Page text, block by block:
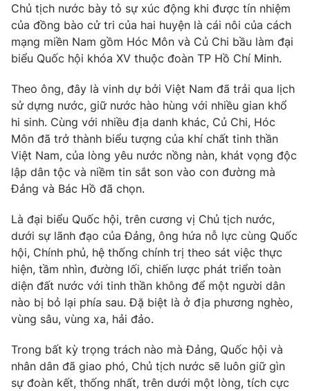
® Cấm sao chép dưới mọi hình thức nếu không có sự chấp
thuận bằng văn bản. Ghi rõ nguồn VTV.vn khi phát hành lại
thông tin từ website này.
Chủ tịch nước bày tỏ sự xúc động khi được tín nhiệm
của đồng bào cử tri của hai huyện là cái nôi của cách
mạng miền Nam gồm Hóc Môn và Củ Chi bầu làm đại
biểu Quốc hội khóa XV thuộc đoàn TP Hồ Chí Minh.
Theo ông, đây là vinh dự bởi Việt Nam đã trải qua lịch
sử dựng nước, giữ nước hào hùng với nhiều gian khổ
hi sinh. Cùng với nhiều địa danh khác, Củ Chi, Hóc
Môn đã trở thành biểu tượng của khí chất tinh thần
Việt Nam, của lòng yêu nước nồng nàn, khát vọng độc
lập dân tộc và niềm tin sắt son vào con đường mà
Đảng và Bác Hồ đã chọn.
Là đại biểu Quốc hội, trên cương vị Chủ tịch nước,
dưới sự lãnh đạo của Đảng, ông hứa nỗ lực cùng Quốc
hội, Chính phủ, hệ thống chính trị theo sát việc thực
hiện, tầm nhìn, đường lối, chiến lược phát triển toàn
diện đất nước với tinh thần không để một người dân
nào bị bỏ lại phía sau. Đặ biệt là ở địa phương nghèo,
vùng sâu, vùng xa, hải đảo.
Trong bất kỳ trọng trách nào mà Đảng, Quốc hội và
nhân dân đã giao phó, Chủ tịch nước sẽ luôn giữ gìn
sự đoàn kết, thống nhất, trên dưới một lòng, tích cực